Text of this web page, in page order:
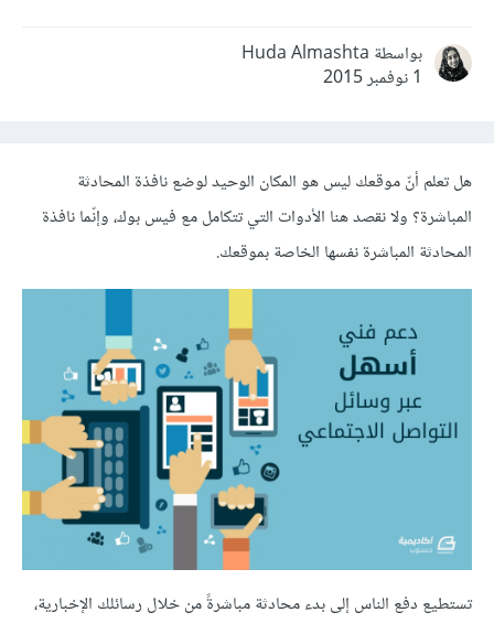
بواسطة Huda Almashta
1 نوفمبر 2015
هل تعلم أنّ موقعك ليس هو المكان الوحيد لوضع نافذة المحادثة
المباشرة؟ ولا نقصد هنا الأدوات التي تتكامل مع فيس بوك، وإنّما نافذة
المحادثة المباشرة نفسها الخاصة بموقعك.
تستطيع دفع الناس إلى بدء محادثة مباشرةً من خلال رسائلك الإخبارية،